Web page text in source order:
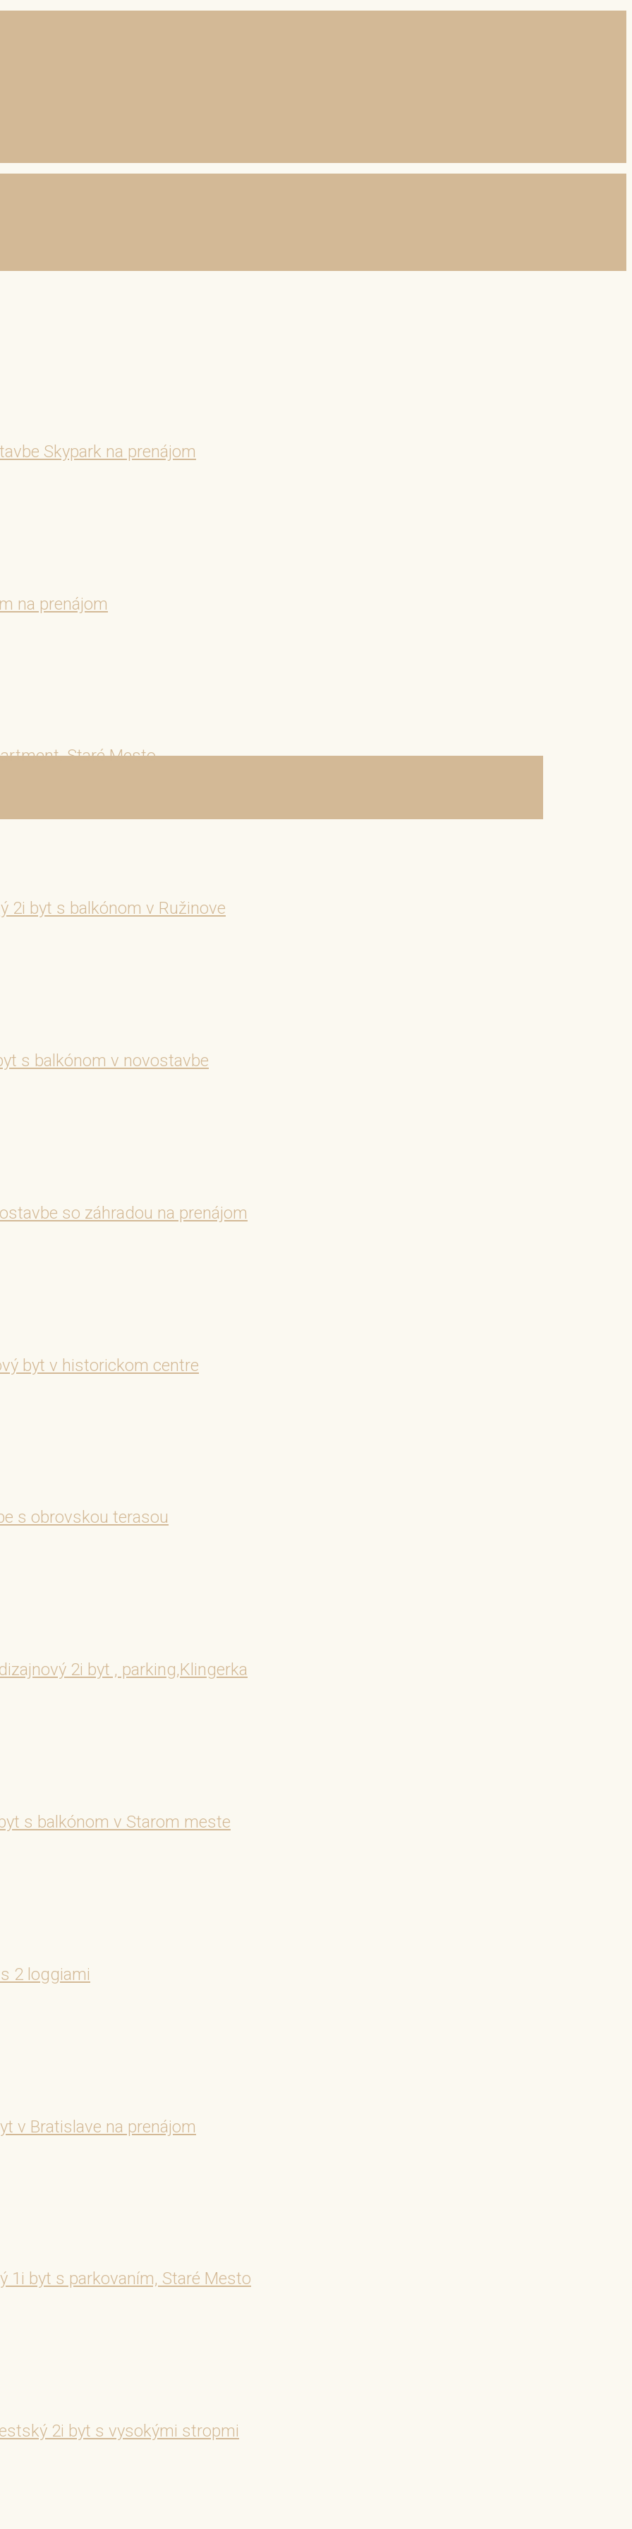
Skypark na prenájom
na prenájom
Staré Mesto
2i byt s balkónom v Ružinove
s balkónom v novostavbe
so záhradou na prenájom
byt v historickom centre
s obrovskou terasou
2i byt , parking,Klingerka
s balkónom v Starom meste
2 loggiami
v Bratislave na prenájom
1i byt s parkovaním, Staré Mesto
2i byt s vysokými stropmi